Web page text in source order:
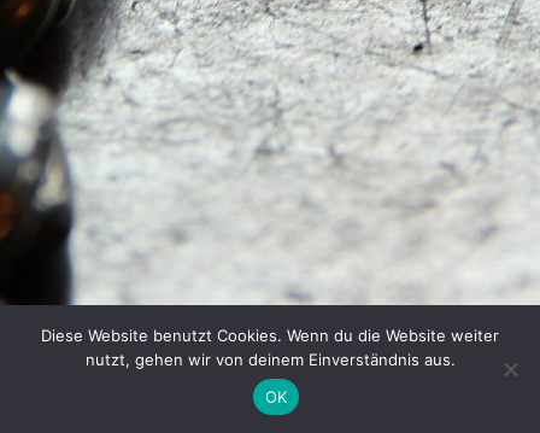
Diese Website benutzt Cookies. Wenn du die Website weiter
nutzt, gehen wir von deinem Einverständnis aus.
OK